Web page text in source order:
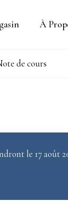
À
de cours
le 17 août